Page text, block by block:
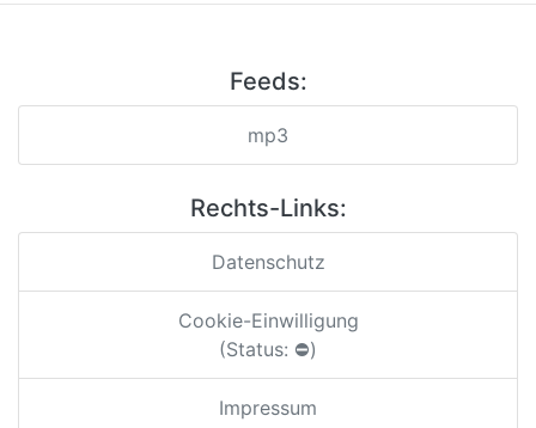
Feeds:
mp3
Rechts-Links:
Datenschutz
Cookie-Einwilligung
(Status: ⛔)
Impressum